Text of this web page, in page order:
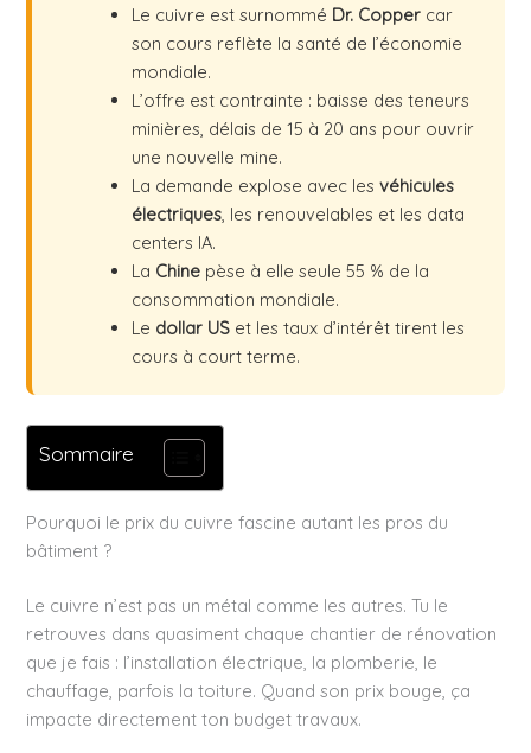
Le cuivre est surnommé Dr. Copper car
son cours reflète la santé de l’économie
mondiale.
L’offre est contrainte : baisse des teneurs
minières, délais de 15 à 20 ans pour ouvrir
une nouvelle mine.
La demande explose avec lesvéhicules
électriques, les renouvelables et les data
centers IA.
La Chine pèse à elle seule 55 % de la
consommation mondiale.
Le dollar US et les taux d’intérêt tirent les
cours à court terme.
Sommaire
Pourquoi le prix du cuivre fascine autant les pros du
bâtiment ?
Le cuivre n’est pas un métal comme les autres. Tu le
retrouves dans quasiment chaque chantier de rénovation
que je fais : l’installation électrique, la plomberie, le
chauffage, parfois la toiture. Quand son prix bouge, ça
impacte directement ton budget travaux.